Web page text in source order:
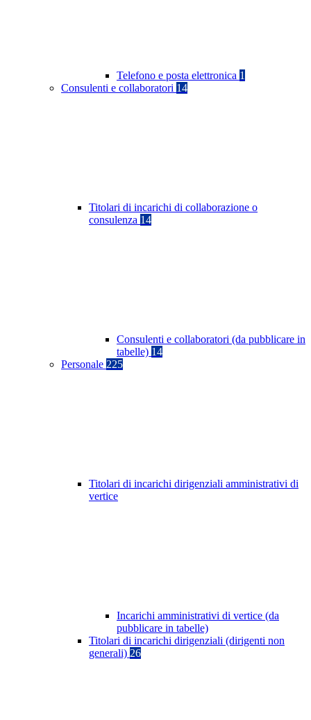
Telefono e posta elettronica 1
Consulenti e collaboratori 14
Titolari di incarichi di collaborazione o
consulenza 14
Consulenti e collaboratori (da pubblicare in
tabelle) 14
Personale 225
Titolari di incarichi dirigenziali amministrativi di
vertice
Incarichi amministrativi di vertice (da
pubblicare in tabelle)
Titolari di incarichi dirigenziali (dirigenti non
generali) 26